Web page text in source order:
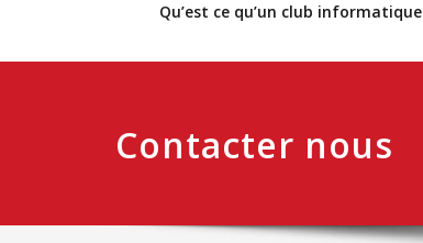
Qu’est ce qu’un club informatique
Contacter nous